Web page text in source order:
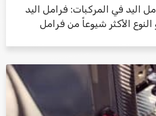
اليد في المركبات: فرامل اليد
الأكثر شيوعاً من فرامل